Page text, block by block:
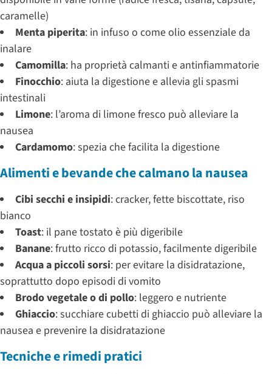
caramelle)
Menta piperita: in infuso o come olio essenziale da
inalare
Camomilla: ha proprietà calmanti e antinfiammatorie
Finocchio: aiuta la digestione e allevia gli spasmi
intestinali
Limone: l’aroma di limone fresco può alleviare la
nausea
Cardamomo: spezia che facilita la digestione
Alimenti e bevande che calmano la nausea
Cibi secchi e insipidi: cracker, fette biscottate, riso
bianco
Toast: il pane tostato è più digeribile
Banane: frutto ricco di potassio, facilmente digeribile
Acqua a piccoli sorsi: per evitare la disidratazione,
soprattutto dopo episodi di vomito
Brodo vegetale o di pollo: leggero e nutriente
Ghiaccio: succhiare cubetti di ghiaccio può alleviare la
nausea e prevenire la disidratazione
Tecniche e rimedi pratici